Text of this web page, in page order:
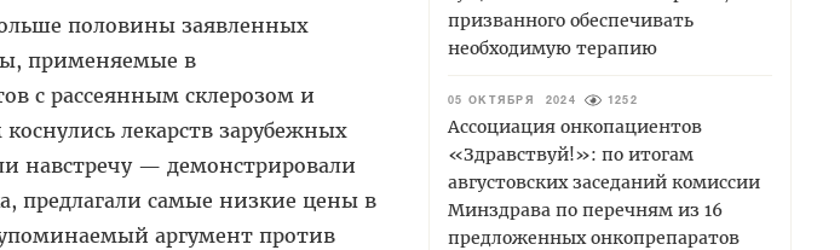
половины заявленных
применяемые в
с рассеянным склерозом и
лекарств зарубежных
навстречу — демонстрировали
предлагали самые низкие цены в
аргумент против
призванного обеспечивать
необходимую терапию
05 ОКТЯБРЯ 2024 1252
Ассоциация онкопациентов
«Здравствуй!»: по итогам
августовских заседаний комиссии
Минздрава по перечням из 16
предложенных онкопрепаратов